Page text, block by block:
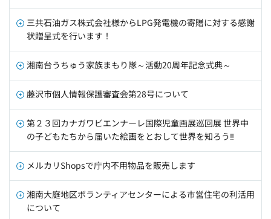
三共石油ガス株式会社様からLPG発電機の寄贈に対する感謝
状贈呈式を行います！
湘南台うちゅう家族まもり隊～活動20周年記念式典～
藤沢市個人情報保護審査会第28号について
第２３回カナガワビエンナーレ国際児童画展巡回展 世界中
の子どもたちから届いた絵画をとおして世界を知ろう‼
メルカリShopsで庁内不用物品を販売します
湘南大庭地区ボランティアセンターによる市営住宅の利活用
について